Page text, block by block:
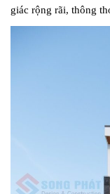
giác rộng rãi, thông